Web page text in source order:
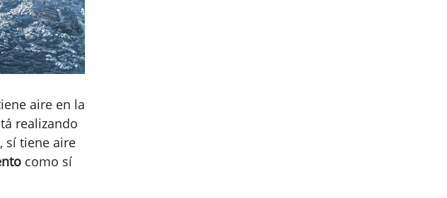
aire en la
realizando
sí tiene aire
como sí